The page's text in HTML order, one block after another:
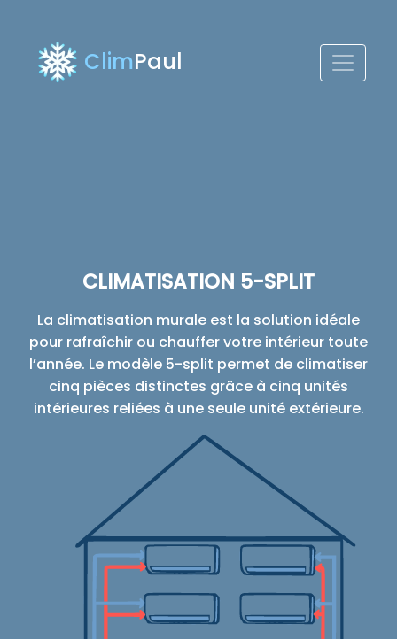
ClimPaul
CLIMATISATION 5-SPLIT
La climatisation murale est la solution idéale
pour rafraîchir ou chauffer votre intérieur toute
l’année. Le modèle 5-split permet de climatiser
cinq pièces distinctes grâce à cinq unités
intérieures reliées à une seule unité extérieure.